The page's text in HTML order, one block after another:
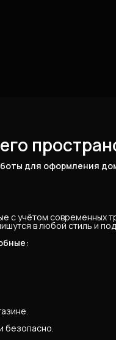
для оформления
с учётом современных
в любой стиль и
безопасно.